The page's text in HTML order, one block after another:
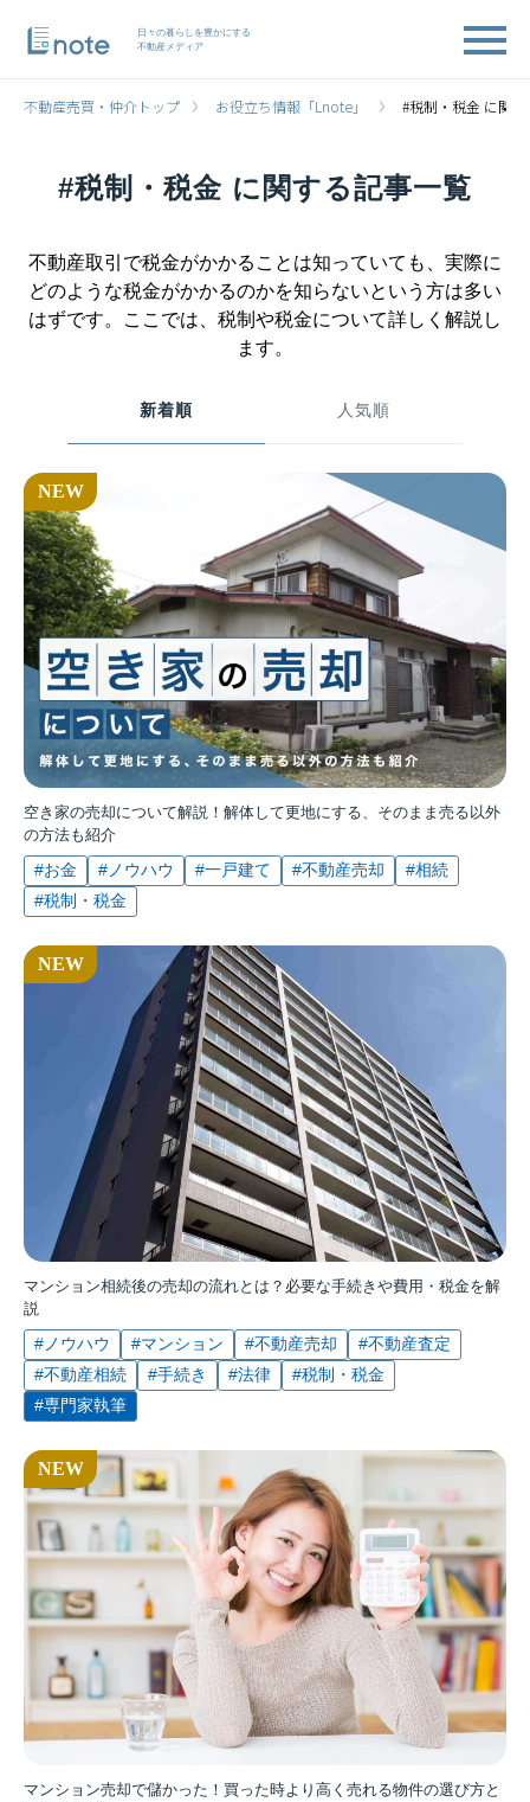
日々の暮らしを豊かにする
不動産メディア
不動産売買・仲介トップ お役立ち情報「Lnote」 #税制・税金 に関
#税制・税金 に関する記事一覧
不動産取引で税金がかかることは知っていても、実際に
どのような税金がかかるのかを知らないという方は多い
はずです。ここでは、税制や税金について詳しく解説し
ます。
新着順 人気順
空き家の売却について解説！解体して更地にする、そのまま売る以外
の方法も紹介
#お金 #ノウハウ #一戸建て #不動産売却
#相続
#税制・税金
マンション相続後の売却の流れとは？必要な手続きや費用・税金を解
説
#ノウハウ #マンション #不動産売却
#不動産査定
#不動産相続
#手続き #法律
#税制・税金
#専門家執筆
マンション売却で儲かった！買った時より高く売れる物件の選び方と